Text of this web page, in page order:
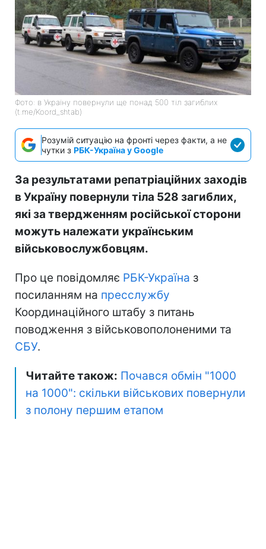
Фото: в Україну повернули ще понад 500 тіл загиблих
(t.me/Koord_shtab)
Розумій ситуацію на фронті через факти, а не
чутки з РБК-Україна у Google
За результатами репатріаційних заходів
в Україну повернули тіла 528 загиблих,
які за твердженням російської сторони
можуть належати українським
військовослужбовцям.
Про це повідомляє РБК-Україна з
посиланням на пресслужбу
Координаційного штабу з питань
поводження з військовополоненими та
СБУ.
Читайте також: Почався обмін "1000
на 1000": скільки військових повернули
з полону першим етапом